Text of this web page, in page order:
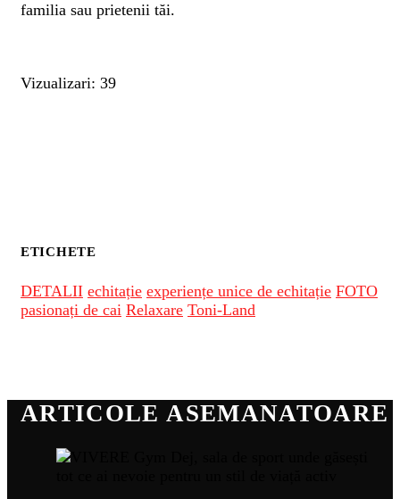
familia sau prietenii tăi.
Vizualizari: 39
ETICHETE
DETALII echitație experiențe unice de echitație FOTO
pasionați de cai Relaxare Toni-Land
ARTICOLE ASEMANATOARE